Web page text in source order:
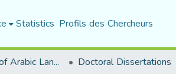
Statistics Profils des Chercheurs
Department of Arabic Language and Literature Doctoral Dissertations